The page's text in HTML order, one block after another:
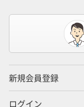
新規会員登録
ログイン